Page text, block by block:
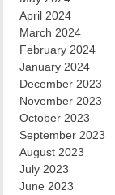
April 2024
March 2024
February 2024
January 2024
December 2023
November 2023
October 2023
September 2023
August 2023
July 2023
June 2023